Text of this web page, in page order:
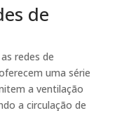
de
redes de
uma série
a ventilação
a circulação de